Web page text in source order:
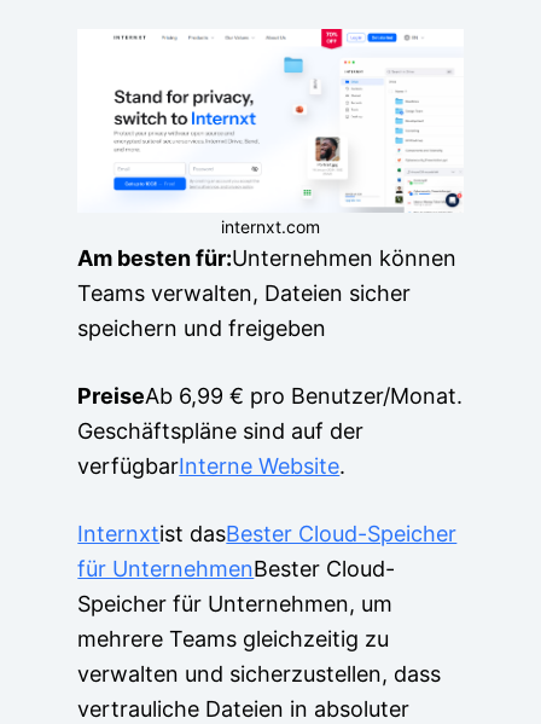
internxt.com
Am besten für:Unternehmen können
Teams verwalten, Dateien sicher
speichern und freigeben
PreiseAb 6,99 € pro Benutzer/Monat.
Geschäftspläne sind auf der
verfügbarInterne Website.
Internxtist dasBester Cloud-Speicher
für UnternehmenBester Cloud-
Speicher für Unternehmen, um
mehrere Teams gleichzeitig zu
verwalten und sicherzustellen, dass
vertrauliche Dateien in absoluter